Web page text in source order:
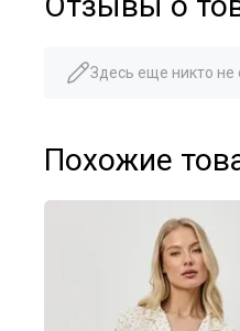
Здесь еще никто не
Похожие